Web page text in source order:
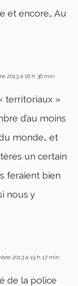
et encore… Au
2013 à 16 h 36 min
territoriaux »
d’au moins
monde… et
un certain
feraient bien
nous y
2013 à 19 h 17 min
de la police